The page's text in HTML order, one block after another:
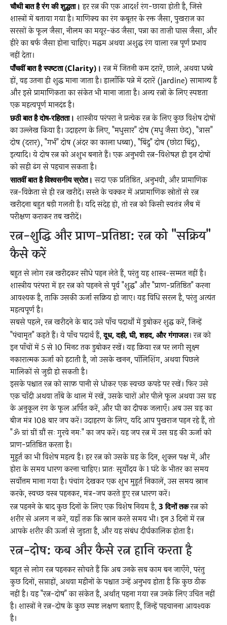
चौथी बात है रंग की शुद्धता। हर रत्न की एक आदर्श रंग-छाया होती है, जिसे
शास्त्रों में बताया गया है। माणिक्य का रंग कबूतर के रक्त जैसा, पुखराज का
सरसों के फूल जैसा, नीलम का मयूर-कंठ जैसा, पन्ना का ताज़ी घास जैसा, और
हीरे का बर्फ जैसा होना चाहिए। मद्धम अथवा अशुद्ध रंग वाला रत्न पूर्ण प्रभाव
नहीं देता।
पाँचवीं बात है स्पष्टता (Clarity)। रत्न में जितनी कम दरारें, छाले, अथवा धब्बे
हों, वह उतना ही शुद्ध माना जाता है। हालाँकि पन्ने में दरारें (jardine) सामान्य हैं
और इसे प्रामाणिकता का संकेत भी माना जाता है। अन्य रत्नों के लिए स्पष्टता
एक महत्वपूर्ण मानदंड है।
छठी बात है दोष-रहितता। शास्त्रीय परंपरा ने प्रत्येक रत्न के लिए कुछ विशेष दोषों
का उल्लेख किया है। उदाहरण के लिए, "मधुसार" दोष (मधु जैसा छेद), "त्रास"
दोष (दरार), "गर्भ" दोष (अंदर का काला धब्बा), "बिंदु" दोष (छोटा बिंदु),
इत्यादि। ये दोष रत्न को अशुभ बनाते हैं। एक अनुभवी रत्न-विशेषज्ञ ही इन दोषों
को सही ढंग से पहचान सकता है।
सातवीं बात है विश्वसनीय स्रोत। सदा एक प्रतिष्ठित, अनुभवी, और प्रामाणिक
रत्न-विक्रेता से ही रत्न खरीदें। सस्ते के चक्कर में अप्रामाणिक स्रोतों से रत्न
खरीदना बहुत बड़ी गलती है। यदि संदेह हो, तो रत्न को किसी स्वतंत्र लैब में
परीक्षण कराकर तब खरीदें।
रत्न-शुद्धि और प्राण-प्रतिष्ठा: रत्न को "सक्रिय"
कैसे करें
बहुत से लोग रत्न खरीदकर सीधे पहन लेते हैं, परंतु यह शास्त्र-सम्मत नहीं है।
शास्त्रीय परंपरा में हर रत्न को पहनने से पूर्व "शुद्ध" और "प्राण-प्रतिष्ठित" करना
आवश्यक है, ताकि उसकी ऊर्जा सक्रिय हो जाए। यह विधि सरल है, परंतु अत्यंत
महत्वपूर्ण है।
सबसे पहले, रत्न खरीदने के बाद उसे पाँच पदार्थों में डुबोकर शुद्ध करें, जिन्हें
"पंचामृत" कहते हैं। ये पाँच पदार्थ हैं,दूध, दही, घी, शहद, और गंगाजल। रत्न को
इन पाँचों में 5 से 10 मिनट तक डुबोकर रखें। यह क्रिया रत्न पर लगी सूक्ष्म
नकारात्मक ऊर्जा को हटाती है, जो उसके खनन, पॉलिशिंग, अथवा पिछले
मालिकों से जुड़ी हो सकती है।
इसके पश्चात रत्न को साफ़ पानी से धोकर एक स्वच्छ कपड़े पर रखें। फिर उसे
एक चाँदी अथवा ताँबे के थाल में रखें, उसके चारों ओर पीले फूल अथवा उस ग्रह
के अनुकूल रंग के फूल अर्पित करें, और घी का दीपक जलाएँ। अब उस ग्रह का
बीज मंत्र 108 बार जप करें। उदाहरण के लिए, यदि आप पुखराज पहन रहे हैं, तो
"ॐ ग्रां ग्रीं ग्रौं सः गुरवे नमः" का जप करें। यह जप रत्न में उस ग्रह की ऊर्जा को
प्राण-प्रतिष्ठित करता है।
मुहूर्त का भी विशेष महत्व है। हर रत्न को उसके ग्रह के दिन, शुक्ल पक्ष में, और
होरा के समय धारण करना चाहिए। प्रातः सूर्योदय के 1 घंटे के भीतर का समय
सर्वोत्तम माना गया है। पंचांग देखकर एक शुभ मुहूर्त निकालें, उस समय स्नान
करके, स्वच्छ वस्त्र पहनकर, मंत्र-जप करते हुए रत्न धारण करें।
रत्न पहनने के बाद कुछ दिनों के लिए एक विशेष नियम है, 3 दिनों तकरत्न को
शरीर से अलग न करें, यहाँ तक कि स्नान करते समय भी। इन 3 दिनों में रत्न
आपके शरीर की ऊर्जा से जुड़ता है, और यह संबंध दीर्घकालिक होता है।
रत्न-दोष: कब और कैसे रत्न हानि करता है
बहुत से लोग रत्न पहनकर सोचते हैं कि अब उनके सब काम बन जाएँगे, परंतु
कुछ दिनों, सप्ताहों, अथवा महीनों के पश्चात उन्हें अनुभव होता है कि कुछ ठीक
नहीं है। यह "रत्न-दोष" का संकेत है, अर्थात् पहना गया रत्न उनके लिए उचित नहीं
है। शास्त्रों ने रत्न-दोष के कुछ स्पष्ट लक्षण बताए हैं, जिन्हें पहचानना आवश्यक
है।